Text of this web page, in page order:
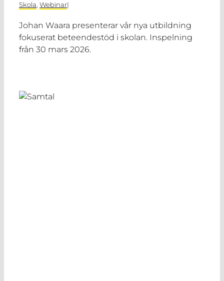
Skola, Webinar|
Johan Waara presenterar vår nya utbildning
fokuserat beteendestöd i skolan. Inspelning
från 30 mars 2026.